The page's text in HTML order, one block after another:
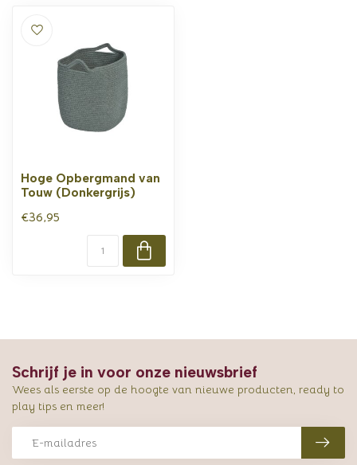
Hoge Opbergmand van
Touw (Donkergrijs)
€36,95
Schrijf je in voor onze nieuwsbrief
Wees als eerste op de hoogte van nieuwe producten, ready to
play tips en meer!